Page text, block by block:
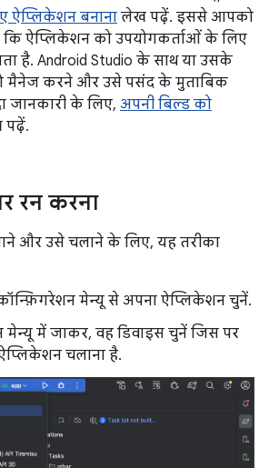
ऐप्लिकेशन बनाना लेख पढ़ें. इससे आपको
कि ऐप्लिकेशन को उपयोगकर्ताओं के लिए
है. Android Studio के साथ या उसके
मैनेज करने और उसे पसंद के मुताबिक
जानकारी के लिए, अपनी बिल्ड को
रन करना
और उसे चलाने के लिए, यह तरीका
मेन्यू से अपना ऐप्लिकेशन चुनें.
मेन्यू में जाकर, वह डिवाइस चुनें जिस पर
चलाना है.